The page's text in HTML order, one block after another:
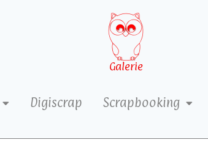
Galerie
Digiscrap Scrapbooking